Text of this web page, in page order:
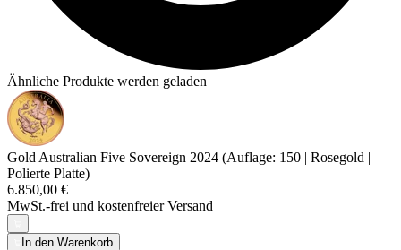
Ähnliche Produkte werden geladen
Gold Australian Five Sovereign 2024 (Auflage: 150 | Rosegold |
Polierte Platte)
6.850,00 €
MwSt.-frei und kostenfreier Versand
In den Warenkorb